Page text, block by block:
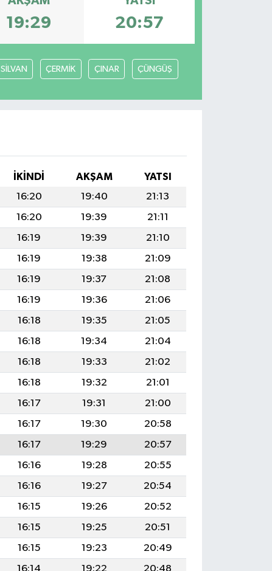
19:29 20:57
SİLVAN ÇERMİK ÇINAR ÇÜNGÜŞ
İKINDI AKŞAM
YATSI
16:20 19:40
21:13
16:20 19:39
21:11
16:19 19:39
21:10
16:19 19:38
21:09
16:19 19:37
21:08
16:19 19:36
21:06
16:18 19:35
21:05
16:18 19:34
21:04
16:18 19:33
21:02
16:18 19:32
21:01
16:17 19:31
21:00
16:17 19:30
20:58
16:17 19:29
20:57
16:16 19:28
20:55
16:16 19:27
20:54
16:15 19:26
20:52
16:15 19:25
20:51
16:15 19:23
20:49